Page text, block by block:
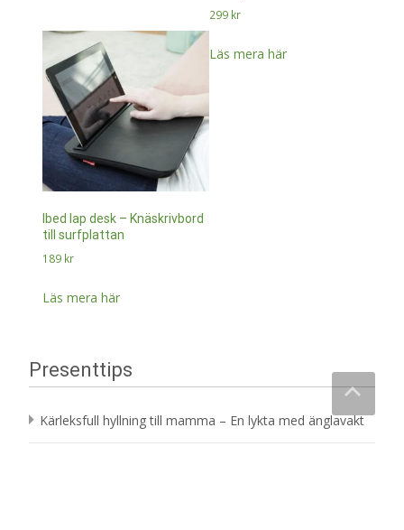
299 kr
Läs mera här
Ibed lap desk – Knäskrivbord
till surfplattan
Läs mera här
Presenttips